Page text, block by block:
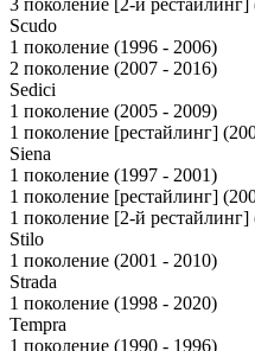
3 поколение [2-й рестайлинг]
Scudo
1 поколение (1996 - 2006)
2 поколение (2007 - 2016)
Sedici
1 поколение (2005 - 2009)
1 поколение [рестайлинг]
Siena
1 поколение (1997 - 2001)
1 поколение [рестайлинг]
1 поколение [2-й
Stilo
1 поколение (2001 - 2010)
Strada
1 поколение (1998 - 2020)
Tempra
1 поколение (1990 - 1996)